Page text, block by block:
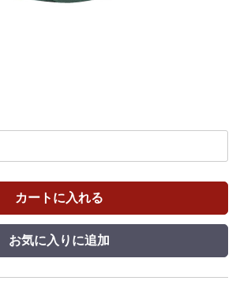
カートに入れる
お気に入りに追加